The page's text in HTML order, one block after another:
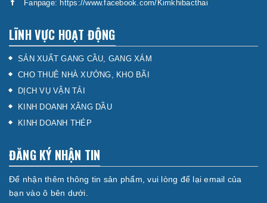
Fanpage: https://www.facebook.com/Kimkhibacthai
LĨNH VỰC HOẠT ĐỘNG
SẢN XUẤT GANG CẦU, GANG XÁM
CHO THUÊ NHÀ XƯỞNG, KHO BÃI
DỊCH VỤ VẬN TẢI
KINH DOANH XĂNG DẦU
KINH DOANH THÉP
ĐĂNG KÝ NHẬN TIN
Để nhận thêm thông tin sản phẩm, vui lòng để lại email của
bạn vào ô bên dưới.